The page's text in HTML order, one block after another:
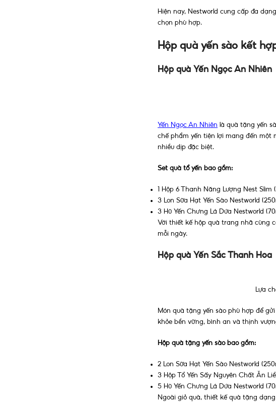
Hiện nay, Nestworld cung cấp đa
chọn phù hợp.
Hộp quà yến sào kết
Hộp quà Yến Ngọc An Nhiên
Yến Ngọc An Nhiên là quà tặng yến
chế phẩm yến tiện lợi mang đến một
nhiều dịp đặc biệt.
Set quà tổ yến bao gồm:
1 Hộp 6 Thanh Năng Lượng Nest Slim
3 Lon Sữa Hạt Yến Sào Nestworld
3 Hũ Yến Chưng Lá Dứa Nestworld
Với thiết kế hộp quà trang nhã cùng
mỗi ngày.
Hộp quà Yến Sắc Thanh Hoa
Lựa
Món quà tặng yến sào phù hợp để
khỏe bền vững, bình an và thịnh
Hộp quà tặng yến sào bao gồm:
2 Lon Sữa Hạt Yến Sào Nestworld
3 Hộp Tổ Yến Sấy Nguyên Chất Ăn
5 Hũ Yến Chưng Lá Dứa Nestworld
Ngoài giỏ quà, thiết kế quà tặng